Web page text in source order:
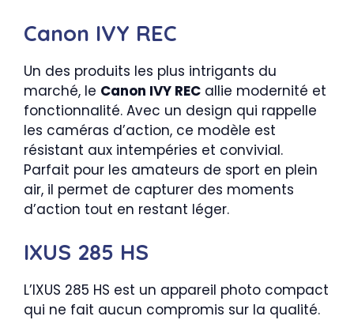
Canon IVY REC
Un des produits les plus intrigants du
marché, le Canon IVY REC allie modernité et
fonctionnalité. Avec un design qui rappelle
les caméras d’action, ce modèle est
résistant aux intempéries et convivial.
Parfait pour les amateurs de sport en plein
air, il permet de capturer des moments
d’action tout en restant léger.
IXUS 285 HS
L’IXUS 285 HS est un appareil photo compact
qui ne fait aucun compromis sur la qualité.